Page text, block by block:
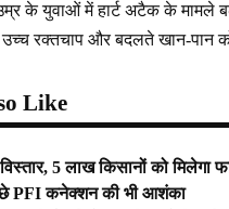
के युवाओं में हार्ट अटैक के मामले
रक्तचाप और बदलते खान-पान
Like
विस्‍तार, 5 लाख किसानों को मिलेगा
PFI कनेक्शन की भी आशंका